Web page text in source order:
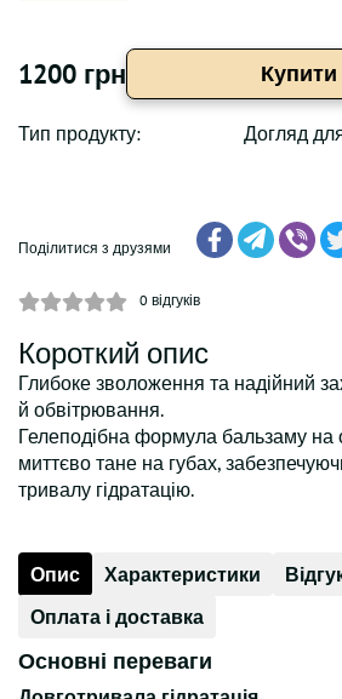
1200 грн Купити
Тип продукту: Догляд
Поділитися з друзями
0 відгуків
Короткий опис
Глибоке зволоження та надійний
й обвітрювання.
Гелеподібна формула бальзаму на
миттєво тане на губах,
тривалу гідратацію.
Опис Характеристики
Оплата і доставка
Основні переваги